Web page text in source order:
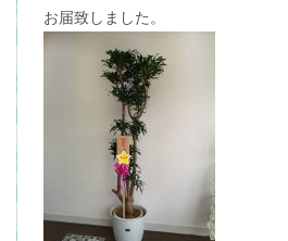
お届致しました。